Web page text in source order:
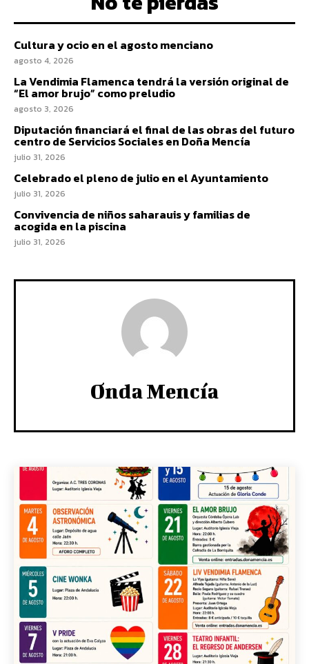
Cultura y ocio en el agosto menciano
agosto 4, 2026
La Vendimia Flamenca tendrá la versión original de
“El amor brujo” como preludio
agosto 3, 2026
Diputación financiará el final de las obras del futuro
centro de Servicios Sociales en Doña Mencía
julio 31, 2026
Celebrado el pleno de julio en el Ayuntamiento
julio 31, 2026
Convivencia de niños saharauis y familias de
acogida en la piscina
julio 31, 2026
Onda Mencía